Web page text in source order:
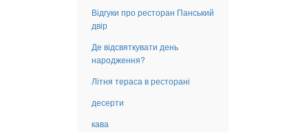
Відгуки про ресторан Панський
двір
Де відсвяткувати день
народження?
Літня тераса в ресторані
десерти
кава